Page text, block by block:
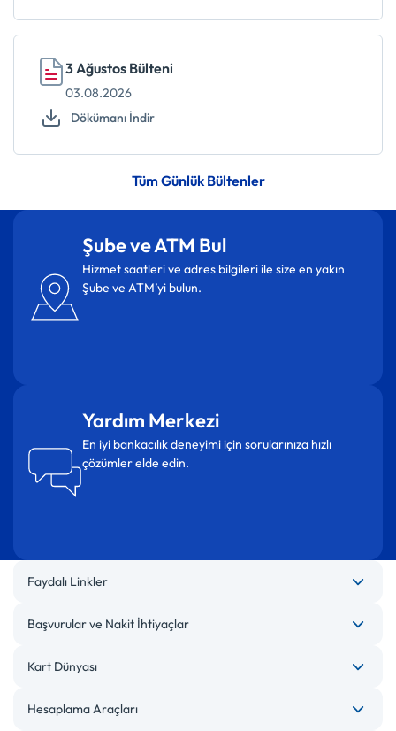
3 Ağustos Bülteni
03.08.2026
Dökümanı İndir
Tüm Günlük Bültenler
Şube ve ATM Bul
Hizmet saatleri ve adres bilgileri ile size en yakın
Şube ve ATM’yi bulun.
Yardım Merkezi
En iyi bankacılık deneyimi için sorularınıza hızlı
çözümler elde edin.
Faydalı Linkler
Başvurular ve Nakit İhtiyaçlar
Kart Dünyası
Hesaplama Araçları